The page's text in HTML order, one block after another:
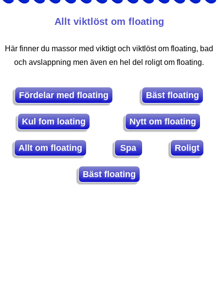
Allt viktlöst om floating
Här finner du massor med viktigt och viktlöst om floating, bad
och avslappning men även en hel del roligt om floating.
Fördelar med floating Bäst floating
Kul fom loating Nytt om floating
Allt om floating Spa Roligt
Bäst floating